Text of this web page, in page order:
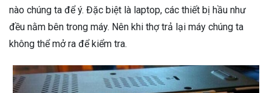
nào chúng ta để ý. Đặc biệt là laptop, các thiết bị hầu như
đều nằm bên trong máy. Nên khi thợ trả lại máy chúng ta
không thể mở ra để kiểm tra.